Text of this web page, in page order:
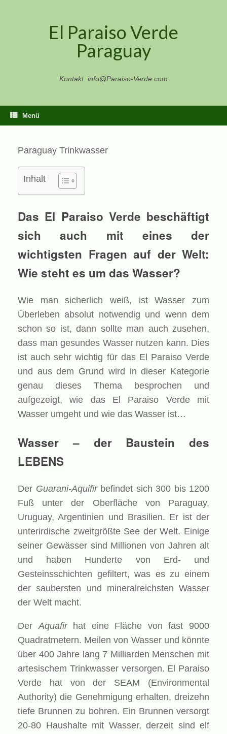
El Paraiso Verde
Paraguay
Kontakt: info@Paraiso-Verde.com
Menü
Paraguay Trinkwasser
Inhalt
Das El Paraiso Verde beschäftigt
sich auch mit eines der
wichtigsten Fragen auf der Welt:
Wie steht es um das Wasser?
Wie man sicherlich weiß, ist Wasser zum
Überleben absolut notwendig und wenn dem
schon so ist, dann sollte man auch zusehen,
dass man gesundes Wasser nutzen kann. Dies
ist auch sehr wichtig für das El Paraiso Verde
und aus dem Grund wird in dieser Kategorie
genau dieses Thema besprochen und
aufgezeigt, wie das El Paraiso Verde mit
Wasser umgeht und wie das Wasser ist…
Wasser – der Baustein des
LEBENS
Der Guarani-Aquifirbefindet sich 300 bis 1200
Fuß unter der Oberfläche von Paraguay,
Uruguay, Argentinien und Brasilien. Er ist der
unterirdische zweitgrößte See der Welt. Einige
seiner Gewässer sind Millionen von Jahren alt
und haben Hunderte von Erd- und
Gesteinsschichten gefiltert, was es zu einem
der saubersten und mineralreichsten Wasser
der Welt macht.
DerAquafirhat eine Fläche von fast 9000
Quadratmetern. Meilen von Wasser und könnte
über 400 Jahre lang 7 Milliarden Menschen mit
artesischem Trinkwasser versorgen. El Paraiso
Verde hat von der SEAM (Environmental
Authority) die Genehmigung erhalten, dreizehn
tiefe Brunnen zu bohren. Ein Brunnen versorgt
20-80 Haushalte mit Wasser, derzeit sind elf